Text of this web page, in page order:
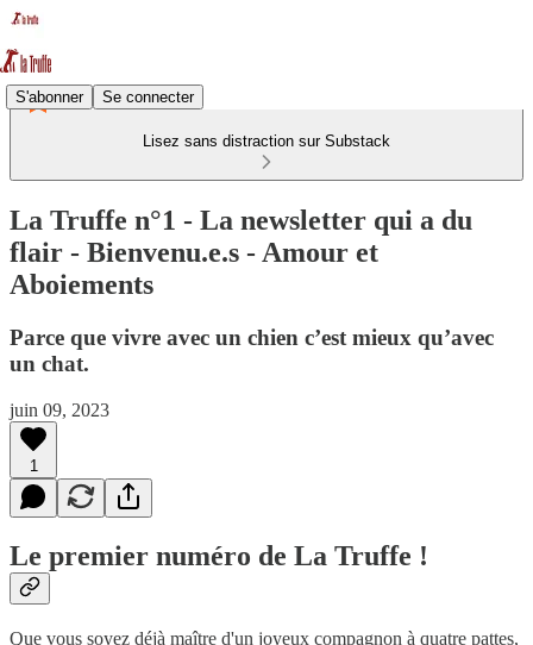
S'abonner Se connecter
Lisez sans distraction sur Substack
La Truffe n°1 - La newsletter qui a du
flair - Bienvenu.e.s - Amour et
Aboiements
Parce que vivre avec un chien c’est mieux qu’avec
un chat.
juin 09, 2023
1
Le premier numéro de La Truffe !
Que vous soyez déjà maître d'un joyeux compagnon à quatre pattes,